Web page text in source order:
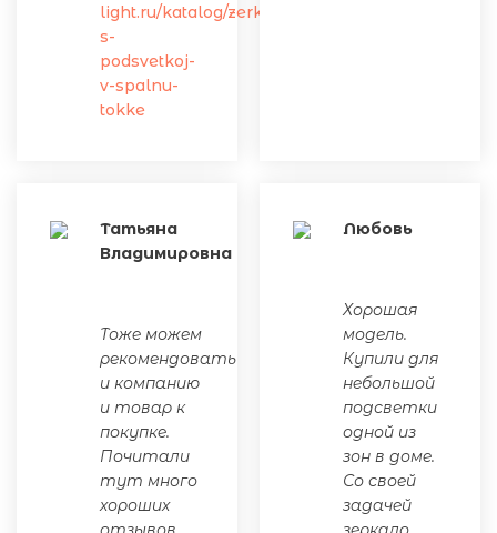
light.ru/katalog/zerkalo-
s-
podsvetkoj-
v-spalnu-
tokke
Татьяна
Владимировна
Тоже можем
рекомендовать
и компанию
и товар к
покупке.
Почитали
тут много
хороших
Любовь
Хорошая
модель.
Купили для
небольшой
подсветки
одной из
зон в доме.
Со своей
задачей